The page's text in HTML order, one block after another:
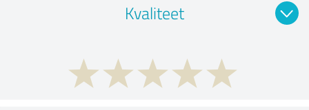
Kvaliteet